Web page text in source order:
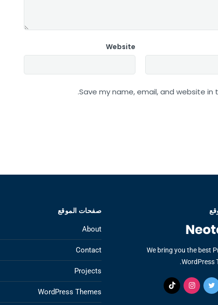
Website
Save my name, email, and website
We bring you the best
WordPress
صفحات الموقع
About
Contact
Projects
WordPress Themes